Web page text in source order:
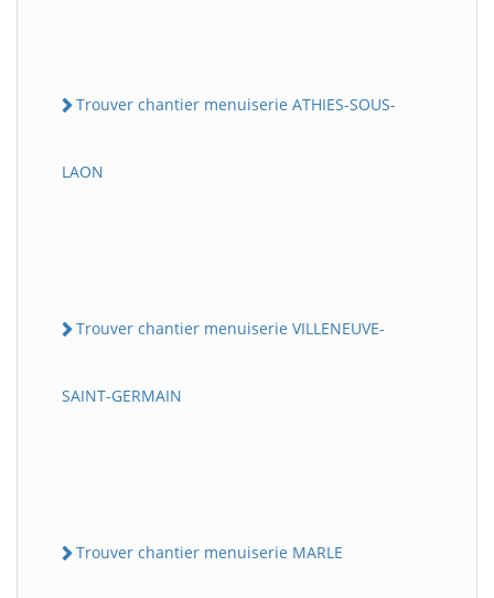
Trouver chantier menuiserie ATHIES-SOUS-
LAON
Trouver chantier menuiserie VILLENEUVE-
SAINT-GERMAIN
Trouver chantier menuiserie MARLE